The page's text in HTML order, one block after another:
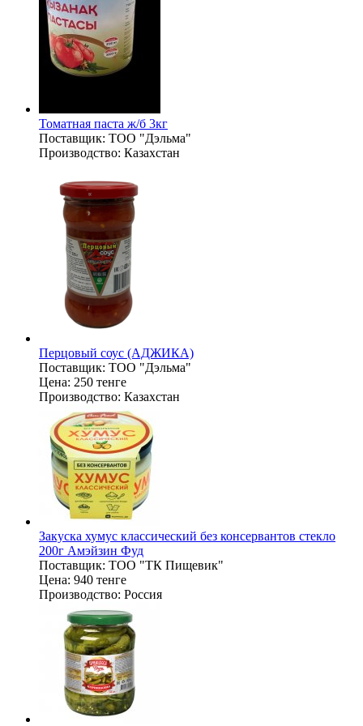
Томатная паста ж/б 3кг
Поставщик: ТОО "Дэльма"
Производство: Казахстан
Перцовый соус (АДЖИКА)
Поставщик: ТОО "Дэльма"
Цена: 250 тенге
Производство: Казахстан
Закуска хумус классический без консервантов стекло
200г Амэйзин Фуд
Поставщик: ТОО "ТК Пищевик"
Цена: 940 тенге
Производство: Россия